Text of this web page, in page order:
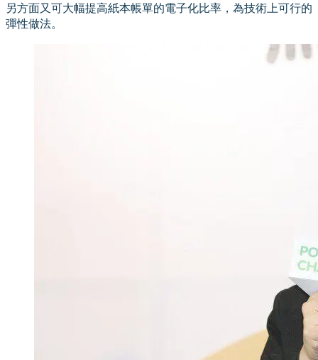
另方面又可大幅提高紙本帳單的電子化比率，為技術上可行的
彈性做法。